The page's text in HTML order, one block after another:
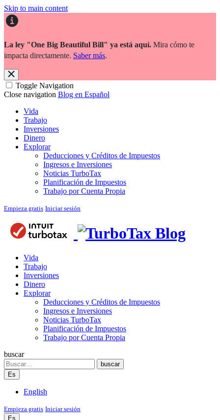
Skip to main content
La ley "One Big Beautiful Bill" ya está aquí. Mira cómo te
impacta directamente. Saber más.
Toggle Navigation
Close navigation Blog en Español
Vida
Trabajo
Inversiones
Dinero
Explorar
Deducciones y Créditos de Impuestos
Ingresos e Inversiones
Noticias TurboTax
Planificación de Impuestos
Trabajo por Cuenta Propia
Empieza gratis Iniciar sesión
Blog
Vida
Trabajo
Inversiones
Dinero
Explorar
Deducciones y Créditos de Impuestos
Ingresos e Inversiones
Noticias TurboTax
Planificación de Impuestos
Trabajo por Cuenta Propia
buscar
Search
buscar
Es
English
Empieza gratis Iniciar sesión
Es